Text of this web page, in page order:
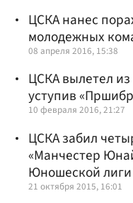
ЦСКА нанес
молодежных
08 апреля 2016, 15:38
ЦСКА вылетел
уступив
10 февраля 2016, 21:27
ЦСКА забил
«Манчестер
Юношеской
21 октября 2015, 16:01